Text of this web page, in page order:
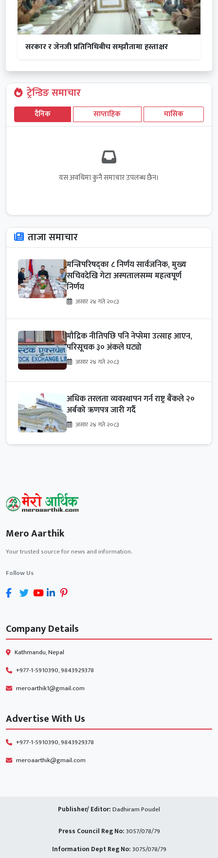
सरकार र जेनजी प्रतिनिधिबीच सम्झौतामा हस्ताक्षर
ट्रेन्डिङ समाचार
दैनिक साप्ताहिक मासिक
यस अवधिमा कुनै समाचार उपलब्ध छैन।
ताजा समाचार
मन्त्रिपरिषद्का ८ निर्णय सार्वजनिक, मुख्य
सचिवदेखि गेटा अस्पतालसम्म महत्वपूर्ण
निर्णय
असार २४ गते २०८३
मौद्रिक नीतिपछि पनि नेप्सेमा उत्साह आएन,
परिसूचक ३० अंकले घट्यो
असार २४ गते २०८३
अधिक तरलता व्यवस्थापन गर्न राष्ट्र बैंकले २०
अर्बको ऋणपत्र जारी गर्दै
असार २४ गते २०८३
Mero Aarthik
Your trusted source for news and information.
Follow Us
Company Details
Kathmandu, Nepal
+977-1-5910390, 9843929378
meroarthik1@gmail.com
Advertise With Us
+977-1-5910390, 9843929378
meroaarthik@gmail.com
Publisher/ Editor:Dadhiram Poudel
Press Council Reg No: 3057/078/79
Information Dept Reg No: 3075/078/79